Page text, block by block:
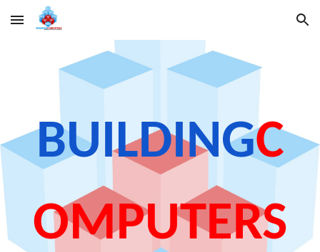
Skip to main content Skip to navigation
BUILDINGC
OMPUTERS